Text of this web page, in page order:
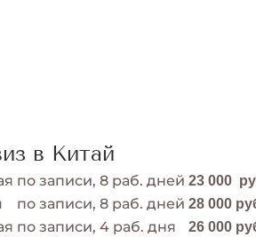
в Китай
по записи, 8 раб. дней 23 000
по записи, 8 раб. дней 28 000
по записи, 4 раб. дня 26 000